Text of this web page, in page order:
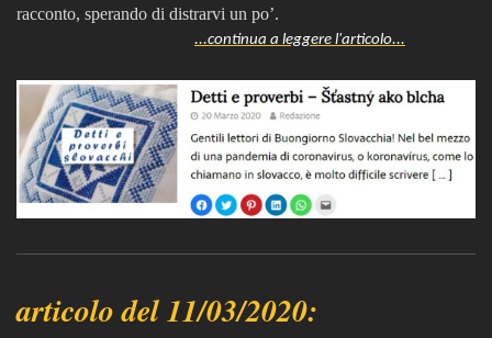
racconto, sperando di distrarvi un po’.
...continua a leggere l'articolo...
articolo del 11/03/2020: